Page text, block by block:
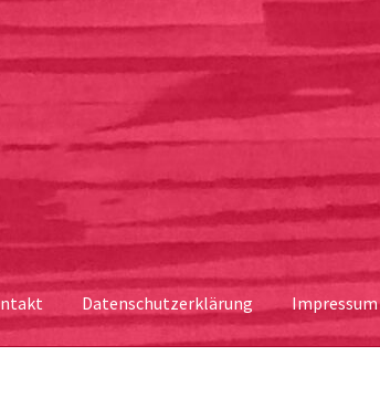
Datenschutzerklärung Impressum